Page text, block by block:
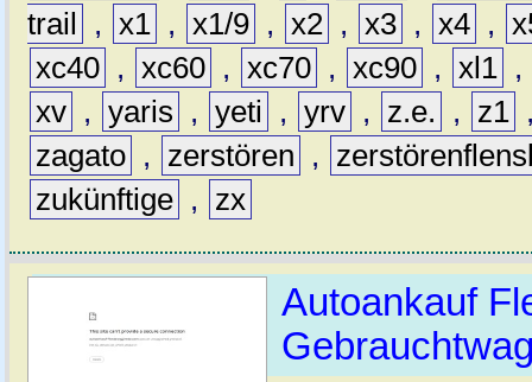
trail
, x1 , x1/9 , x2 , x3 , x4 ,
xc40 , xc60 , xc70 , xc90 , xl1 ,
xv , yaris , yeti , yrv , z.e. , z1
zagato , zerstören ,
zukünftige , zx
Autoankauf